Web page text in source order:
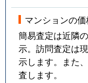
マンションの
簡易査定は近隣
示。訪問査定は
示します。また
査します。